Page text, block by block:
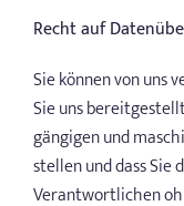
Recht auf
Sie können von uns
Sie uns
gängigen und
stellen und dass Sie
Verantwortlichen